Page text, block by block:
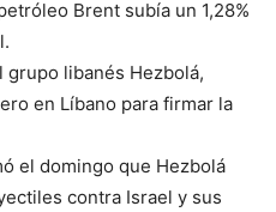
Brent subía un 1,28%
libanés Hezbolá,
en Líbano para firmar la
el domingo que Hezbolá
contra Israel y sus